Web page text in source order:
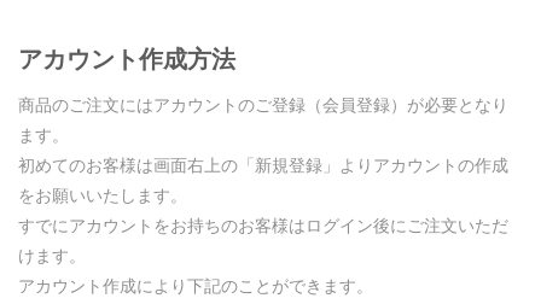
アカウント作成方法
商品のご注文にはアカウントのご登録（会員登録）が必要となり
ます。
初めてのお客様は画面右上の「新規登録」よりアカウントの作成
をお願いいたします。
すでにアカウントをお持ちのお客様はログイン後にご注文いただ
けます。
アカウント作成により下記のことができます。